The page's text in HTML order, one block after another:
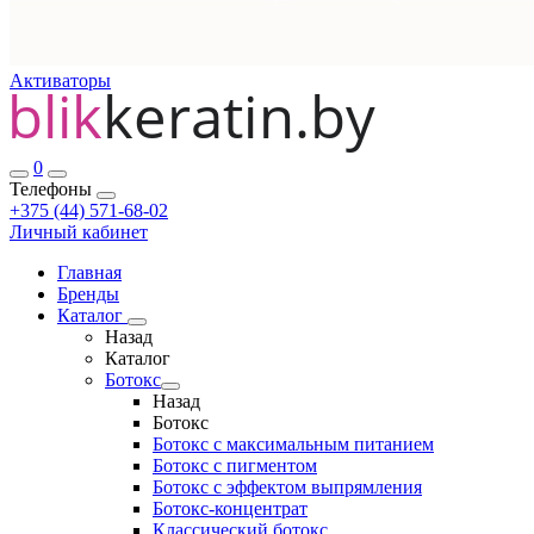
Активаторы
0
Телефоны
+375 (44) 571-68-02
Личный кабинет
Главная
Бренды
Каталог
Назад
Каталог
Ботокс
Назад
Ботокс
Ботокс с максимальным питанием
Ботокс с пигментом
Ботокс с эффектом выпрямления
Ботокс-концентрат
Классический ботокс